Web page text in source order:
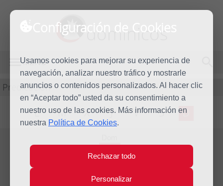
Configuración de Cookies
Usamos cookies para mejorar su experiencia de
navegación, analizar nuestro tráfico y mostrarle
anuncios o contenidos personalizados. Al hacer clic
en “Aceptar todo” usted da su consentimiento a
nuestro uso de las cookies. Más información en
nuestra Política de Cookies.
Rechazar todo
Personalizar
dominicos
MENÚ
Predicación
L M X J V S D
5
Oct